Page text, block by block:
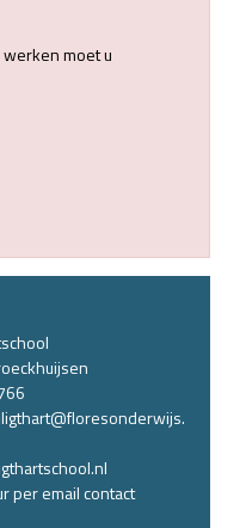
moet u
per email contact